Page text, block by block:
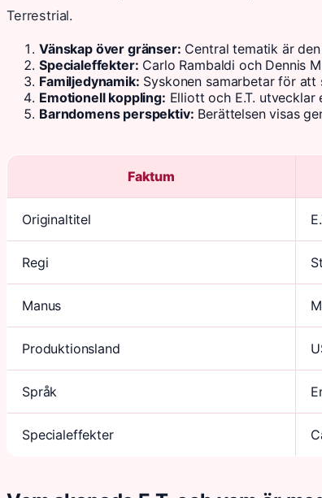
Terrestrial.
Vänskap över gränser: Central tematik är
Specialeffekter: Carlo Rambaldi och Dennis
Familjedynamik: Syskonen samarbetar för att
Emotionell koppling: Elliott och E.T.
Barndomens perspektiv: Berättelsen visas
Faktum
Originaltitel
Regi
Manus
Produktionsland
Språk
Specialeffekter